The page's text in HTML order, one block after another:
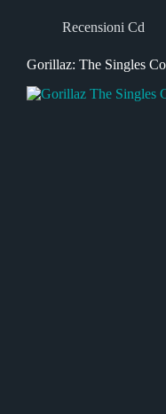
Recensioni Cd
Gorillaz: The Singles